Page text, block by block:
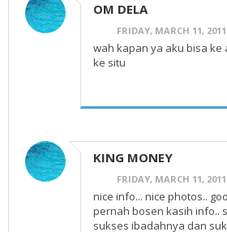
OM DELA
FRIDAY, MARCH 11,
wah kapan ya aku bisa ke
ke situ
KING MONEY
FRIDAY, MARCH 11,
nice info... nice photos..
pernah bosen kasih info..
sukses ibadahnya dan